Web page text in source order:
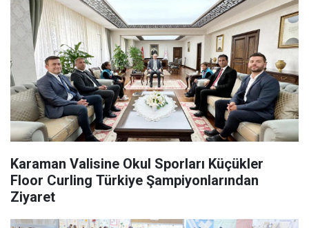
Karaman Valisine Okul Sporları Küçükler
Floor Curling Türkiye Şampiyonlarından
Ziyaret